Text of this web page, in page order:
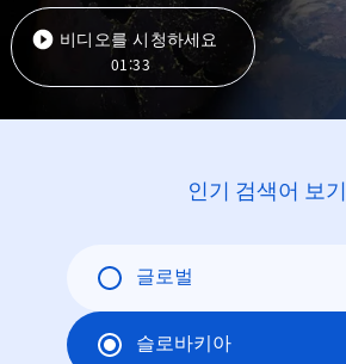
비디오를 시청하세요
01:33
인기 검색어 보기
글로벌
슬로바키아